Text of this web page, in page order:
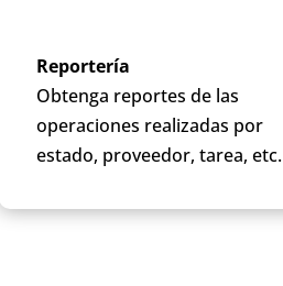
Reportería
Obtenga reportes de las
operaciones realizadas por
estado, proveedor, tarea, etc.